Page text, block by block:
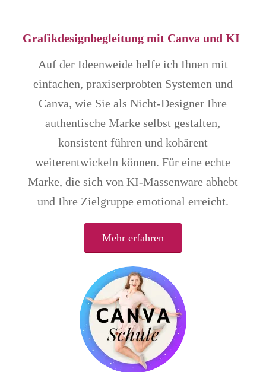
Grafikdesignbegleitung mit Canva und KI
Auf der Ideenweide helfe ich Ihnen mit
einfachen, praxiserprobten Systemen und
Canva, wie Sie als Nicht-Designer Ihre
authentische Marke selbst gestalten,
konsistent führen und kohärent
weiterentwickeln können. Für eine echte
Marke, die sich von KI-Massenware abhebt
und Ihre Zielgruppe emotional erreicht.
Mehr erfahren